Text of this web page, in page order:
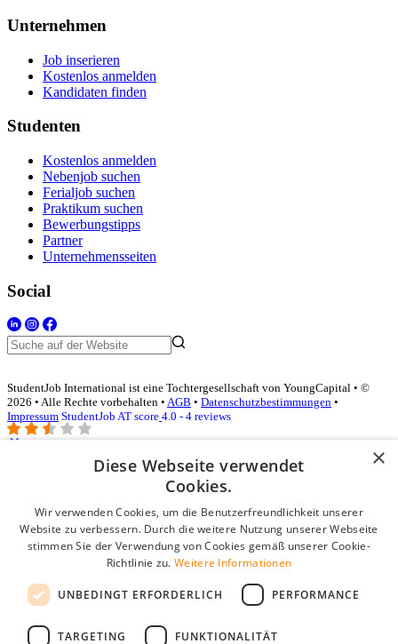
Unternehmen
Job inserieren
Kostenlos anmelden
Kandidaten finden
Studenten
Kostenlos anmelden
Nebenjob suchen
Ferialjob suchen
Praktikum suchen
Bewerbungstipps
Partner
Unternehmensseiten
Social
StudentJob International ist eine Tochtergesellschaft von YoungCapital • ©
2026 • Alle Rechte vorbehalten • AGB • Datenschutzbestimmungen •
Impressum StudentJob AT score 4.0 - 4 reviews
Login für Unternehmen
E-Mail*
Passwort
Angemeldet bleiben
Passwort vergessen?
×
Diese Webseite verwendet
Cookies.
Wir verwenden Cookies, um die Benutzerfreundlichkeit unserer
Website zu verbessern. Durch die weitere Nutzung unserer Webseite
stimmen Sie der Verwendung von Cookies gemäß unserer Cookie-
Richtlinie zu. Weitere Informationen
UNBEDINGT ERFORDERLICH PERFORMANCE
TARGETING FUNKTIONALITÄT